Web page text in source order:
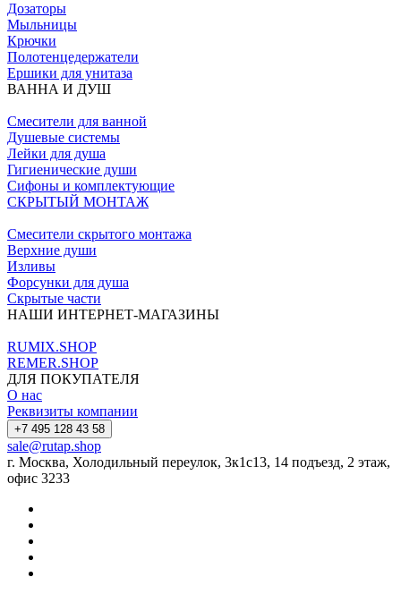
Дозаторы
Мыльницы
Крючки
Полотенцедержатели
Ершики для унитаза
ВАННА И ДУШ
Смесители для ванной
Душевые системы
Лейки для душа
Гигиенические души
Сифоны и комплектующие
СКРЫТЫЙ МОНТАЖ
Смесители скрытого монтажа
Верхние души
Изливы
Форсунки для душа
Скрытые части
НАШИ ИНТЕРНЕТ-МАГАЗИНЫ
RUMIX.SHOP
REMER.SHOP
ДЛЯ ПОКУПАТЕЛЯ
О нас
Реквизиты компании
+7 495 128 43 58
sale@rutap.shop
г. Москва, Холодильный переулок, 3к1с13, 14 подъезд, 2 этаж,
офис 3233